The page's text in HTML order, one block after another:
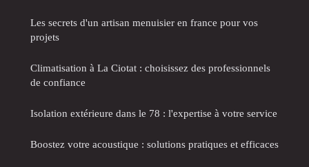
Les secrets d'un artisan menuisier en france pour vos
projets
Climatisation à La Ciotat : choisissez des professionnels
de confiance
Isolation extérieure dans le 78 : l'expertise à votre service
Boostez votre acoustique : solutions pratiques et efficaces